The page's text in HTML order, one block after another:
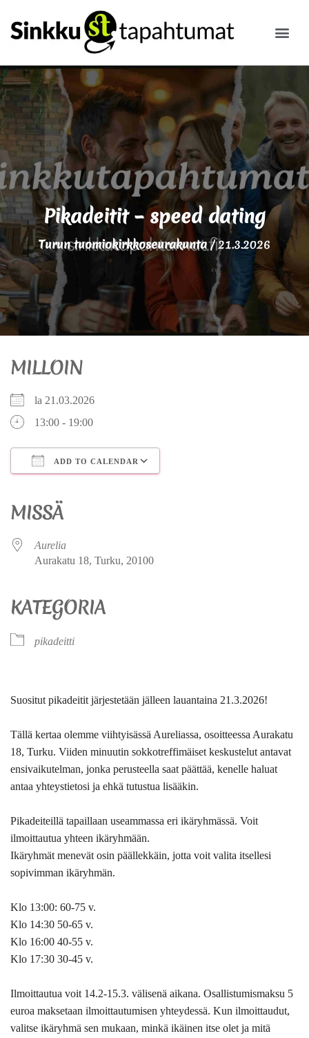
Pikadeitit – speed dating
Turun tuomiokirkkoseurakunta/21.3.2026
MILLOIN
la 21.03.2026
13:00 - 19:00
ADD TO CALENDAR
MISSÄ
Aurelia
Aurakatu 18, Turku, 20100
KATEGORIA
pikadeitti
Suositut pikadeitit järjestetään jälleen lauantaina 21.3.2026!
Tällä kertaa olemme viihtyisässä Aureliassa, osoitteessa Aurakatu
18, Turku. Viiden minuutin sokkotreffimäiset keskustelut antavat
ensivaikutelman, jonka perusteella saat päättää, kenelle haluat
antaa yhteystietosi ja ehkä tutustua lisääkin.
Pikadeiteillä tapaillaan useammassa eri ikäryhmässä. Voit
ilmoittautua yhteen ikäryhmään.
Ikäryhmät menevät osin päällekkäin, jotta voit valita itsellesi
sopivimman ikäryhmän.
Klo 13:00: 60-75 v.
Klo 14:30 50-65 v.
Klo 16:00 40-55 v.
Klo 17:30 30-45 v.
Ilmoittautua voit 14.2-15.3. välisenä aikana. Osallistumismaksu 5
euroa maksetaan ilmoittautumisen yhteydessä. Kun ilmoittaudut,
valitse ikäryhmä sen mukaan, minkä ikäinen itse olet ja mitä